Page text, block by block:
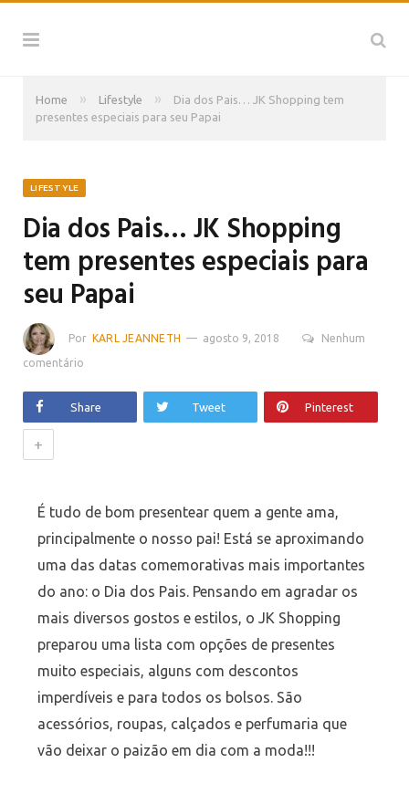
Home » Lifestyle »
Dia dos Pais… JK Shopping tem
presentes especiais para seu Papai
LIFESTYLE
Dia dos Pais… JK Shopping
tem presentes especiais para
seu Papai
Por KARL JEANNETH agosto 9, 2018 Nenhum
comentário
Share Tweet Pinterest
+
É tudo de bom presentear quem a gente ama,
principalmente o nosso pai! Está se aproximando
uma das datas comemorativas mais importantes
do ano: o Dia dos Pais. Pensando em agradar os
mais diversos gostos e estilos, o JK Shopping
preparou uma lista com opções de presentes
muito especiais, alguns com descontos
imperdíveis e para todos os bolsos. São
acessórios, roupas, calçados e perfumaria que
vão deixar o paizão em dia com a moda!!!